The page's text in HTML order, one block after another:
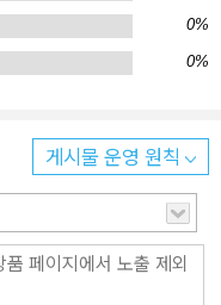
용하며 저주의 정체를 파
뜻하지 않은 사연과 마주
시시각각 조여 오지만,
『행운음원』
마음을 있는 그대로 보
욕망을 재단하려 들지
. 어린이의 마음에 가만
0%
0%
게시물 운영 원칙